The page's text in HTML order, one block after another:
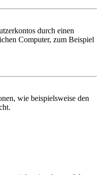
durch einen
Computer, zum Beispiel
wie beispielsweise den